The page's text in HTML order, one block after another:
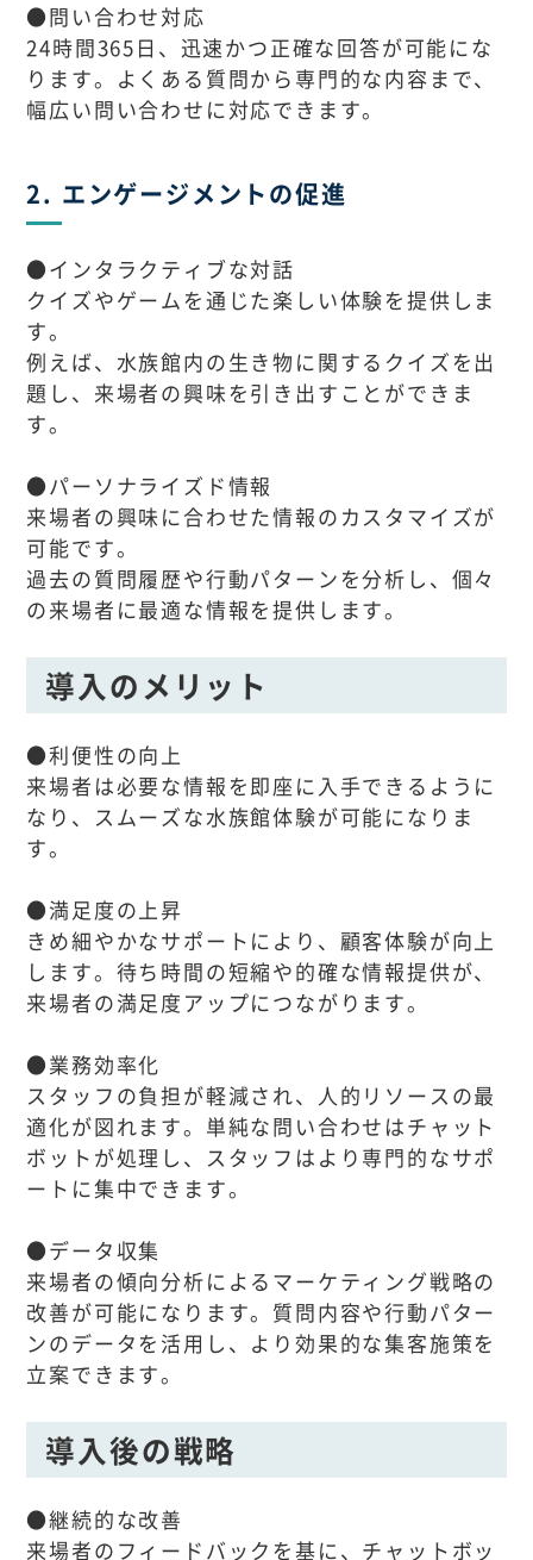
●問い合わせ対応
24時間365日、迅速かつ正確な回答が可能にな
ります。よくある質問から専門的な内容まで、
幅広い問い合わせに対応できます。
2. エンゲージメントの促進
●インタラクティブな対話
クイズやゲームを通じた楽しい体験を提供しま
す。
例えば、水族館内の生き物に関するクイズを出
題し、来場者の興味を引き出すことができま
す。
●パーソナライズド情報
来場者の興味に合わせた情報のカスタマイズが
可能です。
過去の質問履歴や行動パターンを分析し、個々
の来場者に最適な情報を提供します。
導入のメリット
●利便性の向上
来場者は必要な情報を即座に入手できるように
なり、スムーズな水族館体験が可能になりま
す。
●満足度の上昇
きめ細やかなサポートにより、顧客体験が向上
します。待ち時間の短縮や的確な情報提供が、
来場者の満足度アップにつながります。
●業務効率化
スタッフの負担が軽減され、人的リソースの最
適化が図れます。単純な問い合わせはチャット
ボットが処理し、スタッフはより専門的なサポ
ートに集中できます。
●データ収集
来場者の傾向分析によるマーケティング戦略の
改善が可能になります。質問内容や行動パター
ンのデータを活用し、より効果的な集客施策を
立案できます。
導入後の戦略
●継続的な改善
来場者のフィードバックを基に、チャットボッ